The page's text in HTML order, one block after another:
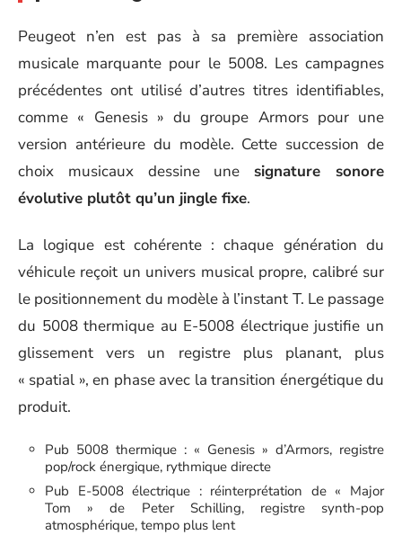
Peugeot n’en est pas à sa première association
musicale marquante pour le 5008. Les campagnes
précédentes ont utilisé d’autres titres identifiables,
comme « Genesis » du groupe Armors pour une
version antérieure du modèle. Cette succession de
choix musicaux dessine une signature sonore
évolutive plutôt qu’un jingle fixe.
La logique est cohérente : chaque génération du
véhicule reçoit un univers musical propre, calibré sur
le positionnement du modèle à l’instant T. Le passage
du 5008 thermique au E-5008 électrique justifie un
glissement vers un registre plus planant, plus
« spatial », en phase avec la transition énergétique du
produit.
Pub 5008 thermique : « Genesis » d’Armors, registre
pop/rock énergique, rythmique directe
Pub E-5008 électrique : réinterprétation de « Major
Tom » de Peter Schilling, registre synth-pop
atmosphérique, tempo plus lent